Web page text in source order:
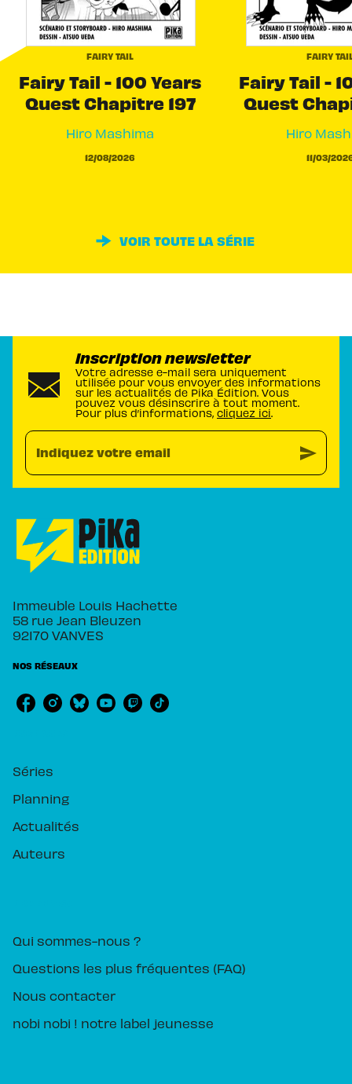
FAIRY TAIL
Fairy Tail - 100 Years
Quest Chapitre 197
Hiro Mashima
12/08/2026
FAIRY
Fairy Tail -
Quest
Hiro
11/03/
VOIR TOUTE LA SÉRIE
Inscription newsletter
Votre adresse e-mail sera uniquement
utilisée pour vous envoyer des informations
sur les actualités de Pika Édition. Vous
pouvez vous désinscrire à tout moment.
Pour plus d’informations, cliquez ici.
Indiquez votre email send
Immeuble Louis Hachette
58 rue Jean Bleuzen
92170 VANVES
NOS RÉSEAUX
Séries
Planning
Actualités
Auteurs
Qui sommes-nous ?
Questions les plus fréquentes (FAQ)
Nous contacter
nobi nobi ! notre label jeunesse